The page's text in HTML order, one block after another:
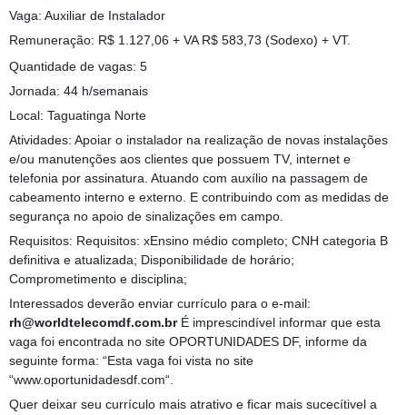
Vaga: Auxiliar de Instalador
Remuneração: R$ 1.127,06 + VA R$ 583,73 (Sodexo) + VT.
Quantidade de vagas: 5
Jornada: 44 h/semanais
Local: Taguatinga Norte
Atividades: Apoiar o instalador na realização de novas instalações
e/ou manutenções aos clientes que possuem TV, internet e
telefonia por assinatura. Atuando com auxílio na passagem de
cabeamento interno e externo. E contribuindo com as medidas de
segurança no apoio de sinalizações em campo.
Requisitos: Requisitos: xEnsino médio completo; CNH categoria B
definitiva e atualizada; Disponibilidade de horário;
Comprometimento e disciplina;
Interessados deverão enviar currículo para o e-mail:
rh@worldtelecomdf.com.brÉ imprescindível informar que esta
vaga foi encontrada no site OPORTUNIDADES DF, informe da
seguinte forma: “Esta vaga foi vista no site
“www.oportunidadesdf.com“.
Quer deixar seu currículo mais atrativo e ficar mais sucecítivel a